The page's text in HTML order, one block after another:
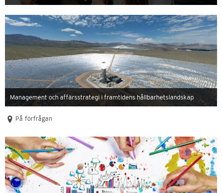
Management och affärsstrategi i framtidens hållbarhetslandskap
På förfrågan